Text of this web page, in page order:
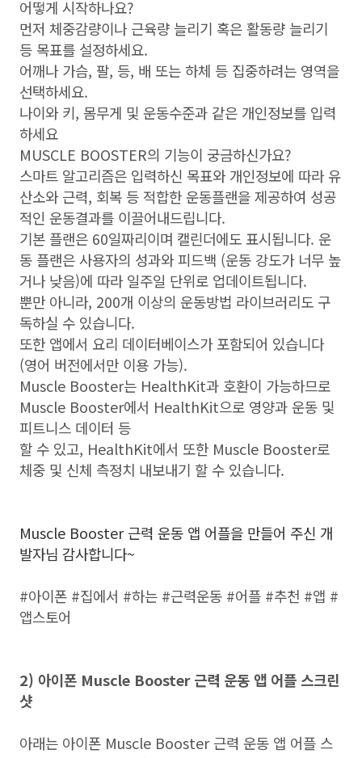
어떻게 시작하나요?
먼저 체중감량이나 근육량 늘리기 혹은 활동량 늘리기
등 목표를 설정하세요.
어깨나 가슴, 팔, 등, 배 또는 하체 등 집중하려는 영역을
선택하세요.
나이와 키, 몸무게 및 운동수준과 같은 개인정보를 입력
하세요
MUSCLE BOOSTER의 기능이 궁금하신가요?
스마트 알고리즘은 입력하신 목표와 개인정보에 따라 유
산소와 근력, 회복 등 적합한 운동플랜을 제공하여 성공
적인 운동결과를 이끌어내드립니다.
기본 플랜은 60일짜리이며 캘린더에도 표시됩니다. 운
동 플랜은 사용자의 성과와 피드백 (운동 강도가 너무 높
거나 낮음)에 따라 일주일 단위로 업데이트됩니다.
뿐만 아니라, 200개 이상의 운동방법 라이브러리도 구
독하실 수 있습니다.
또한 앱에서 요리 데이터베이스가 포함되어 있습니다
(영어 버전에서만 이용 가능).
Muscle Booster는 HealthKit과 호환이 가능하므로
Muscle Booster에서 HealthKit으로 영양과 운동 및
피트니스 데이터 등
할 수 있고, HealthKit에서 또한 Muscle Booster로
체중 및 신체 측정치 내보내기 할 수 있습니다.
Muscle Booster 근력 운동 앱 어플을 만들어 주신 개
발자님 감사합니다~
#아이폰 #집에서 #하는 #근력운동 #어플 #추천 #앱 #
앱스토어
2) 아이폰 Muscle Booster 근력 운동 앱 어플 스크린
샷
아래는 아이폰 Muscle Booster 근력 운동 앱 어플 스